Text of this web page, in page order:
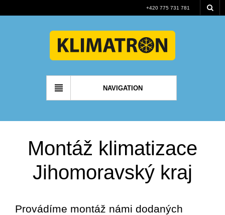
+420 775 731 781
NAVIGATION
Montáž klimatizace
Jihomoravský kraj
Provádíme montáž námi dodaných